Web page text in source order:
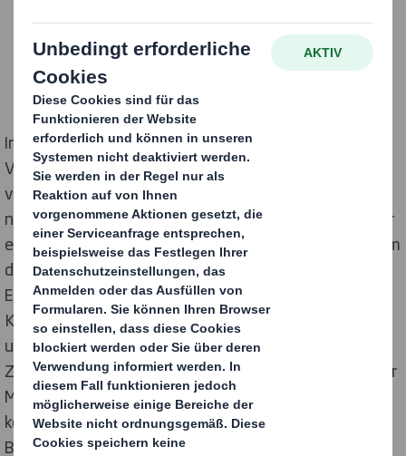
In der Schweiz ist der internationale Display- und
Verpackungsspezialist DS Smith seit über 20 Jahren
vertreten. Am Standort in Oftringen befindet sich
neben modernsten Produktionsanlagen auch eines der
europäischen PackRight Centren des Unternehmens. Im
direkten Austausch mit den Ansprechpartnern aus
Einkauf, Produktion, Vertrieb und Marketing des
Kunden entwickelt DS Smith hier innovative Display-
und Verpackungskonzepte. „Nur wenn wir die
Zusammenhänge und Prioritäten im Lieferkreislauf der
Markenhersteller umfassend kennen und verstehen,
können wir ihnen Lösungen liefern, die sie in ihrem
Business weiterbringen und echten Mehrwert bieten“,